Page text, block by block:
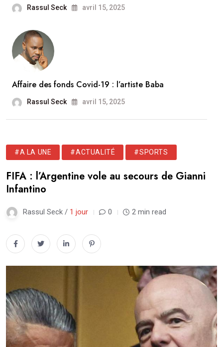
Rassul Seck avril 15, 2025
Affaire des fonds Covid-19 : l’artiste Baba
Rassul Seck avril 15, 2025
#A LA UNE #ACTUALITÉ #SPORTS
FIFA : l’Argentine vole au secours de Gianni
Infantino
Rassul Seck / 1 jour 0 2 min read